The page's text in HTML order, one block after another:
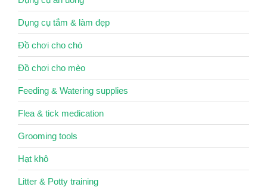
Dụng cụ tắm & làm đẹp
Đồ chơi cho chó
Đồ chơi cho mèo
Feeding & Watering supplies
Flea & tick medication
Grooming tools
Hạt khô
Litter & Potty training